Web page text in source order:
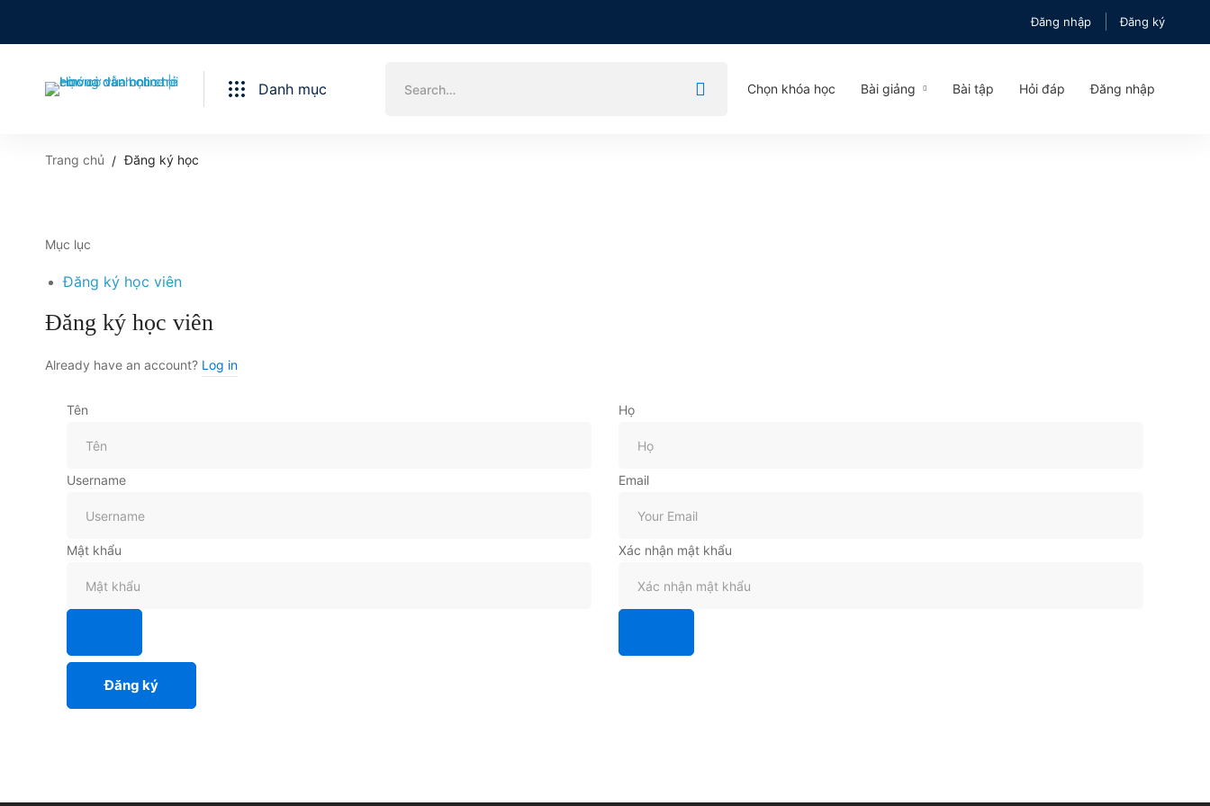
Đăng nhập Đăng ký
Danh mục Chọn khóa học Bài giảng Bài tập Hỏi đáp Đăng nhập
Trang chủ Đăng ký học
Mục lục
Đăng ký học viên
Đăng ký học viên
Already have an account? Log in
Tên Họ
Username Email
Mật khẩu Xác nhận mật khẩu
Đăng ký